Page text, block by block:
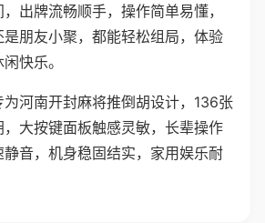
出牌流畅顺手，操作简单易懂，
朋友小聚，都能轻松组局，体验
快乐。
河南开封麻将推倒胡设计，136张
大按键面板触感灵敏，长辈操作
音，机身稳固结实，家用娱乐耐